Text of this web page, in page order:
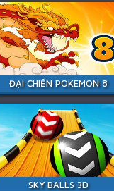
ĐẠI CHIẾN POKEMON 8
SKY BALLS 3D